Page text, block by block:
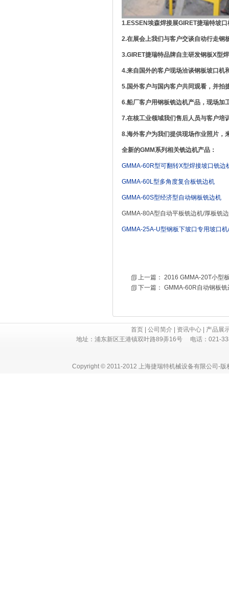
1.ESSEN埃森焊接展GIRET捷瑞特坡
2.在展会上我们与客户交谈自动行走钢
3.GIRET捷瑞特品牌自主研发钢板X型
4.来自国外的客户现场洽谈钢板坡口机
5.国外客户与国内客户共同观看，并拍
6.船厂客户用钢板铣边机产品，现场加
7.在核工业领域我们售后人员与客户培
8.海外客户为我们提供现场作业照片
全新的GMM系列相关铣边机产品：
GMMA-60R型可翻转X型焊接坡口铣边
GMMA-60L型多角度复合板铣边机
GMMA-60S型经济型自动钢板铣边机
GMMA-80A型自动平板铣边机/厚板铣
GMMA-25A-U型钢板下坡口专用坡口
上一篇： 2016 GMMA-20T小型
下一篇： GMMA-60R自动钢板铣
首页 公司简介 资讯中心
产品展
地址：浦东新区王港镇双叶路89弄16号 电话：
Copyright © 2011-2012 上海捷瑞特机械设备有限公司-